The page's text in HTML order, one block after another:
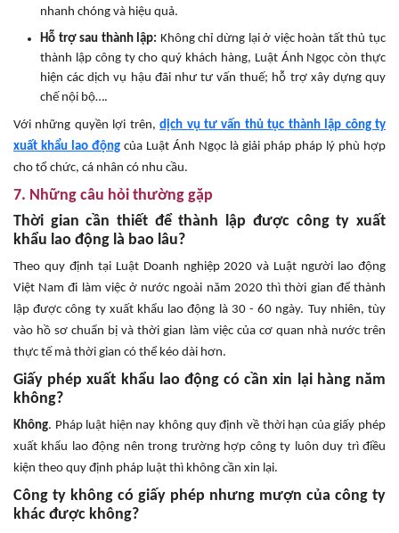
nhanh chóng và hiệu quả.
Hỗ trợ sau thành lập: Không chỉ dừng lại ở việc hoàn tất thủ tục
thành lập công ty cho quý khách hàng, Luật Ánh Ngọc còn thực
hiện các dịch vụ hậu đãi như tư vấn thuế; hỗ trợ xây dựng quy
chế nội bộ….
Với những quyền lợi trên,dịch vụ tư vấn thủ tục thành lập công ty
xuất khẩu lao động của Luật Ánh Ngọc là giải pháp pháp lý phù hợp
cho tổ chức, cá nhân có nhu cầu.
7. Những câu hỏi thường gặp
Thời gian cần thiết để thành lập được công ty xuất
khẩu lao động là bao lâu?
Theo quy định tại Luật Doanh nghiệp 2020 và Luật người lao động
Việt Nam đi làm việc ở nước ngoài năm 2020 thì thời gian để thành
lập được công ty xuất khẩu lao động là 30 - 60 ngày. Tuy nhiên, tùy
vào hồ sơ chuẩn bị và thời gian làm việc của cơ quan nhà nước trên
thực tế mà thời gian có thể kéo dài hơn.
Giấy phép xuất khẩu lao động có cần xin lại hàng năm
không?
Không. Pháp luật hiện nay không quy định về thời hạn của giấy phép
xuất khẩu lao động nên trong trường hợp công ty luôn duy trì điều
kiện theo quy định pháp luật thì không cần xin lại.
Công ty không có giấy phép nhưng mượn của công ty
khác được không?